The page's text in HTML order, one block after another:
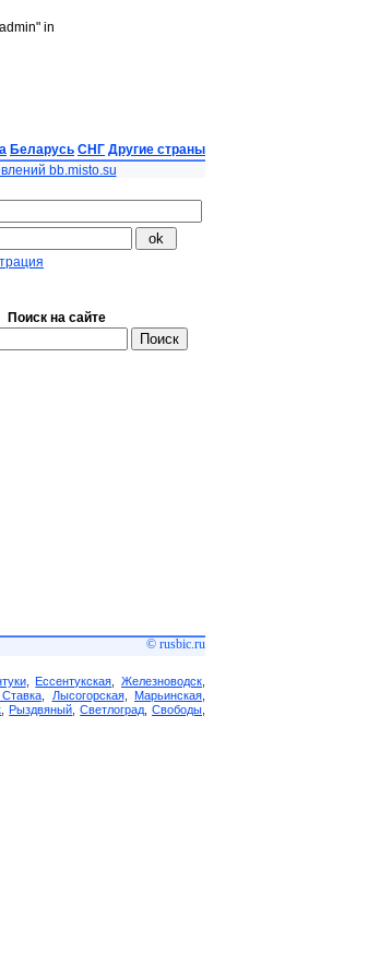
in
Беларусь СНГ Другие страны
bb.misto.su
Поиск на сайте
© rusbic.ru
,Ессентукская ,Железноводск
Лысогорская, Марьинская
,Рыздвяный ,Светлоград ,Свободы